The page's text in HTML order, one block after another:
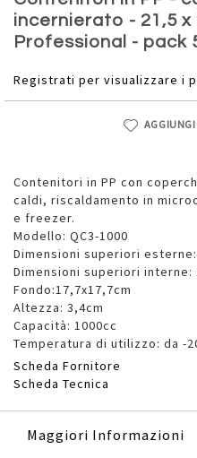
incernierato - 21,5 x
Professional - pack
Registrati per visualizzare i
AGGIUNGI
Contenitori in PP con
caldi, riscaldamento in
e freezer.
Modello: QC3-1000
Dimensioni superiori esterne:
Dimensioni superiori interne:
Fondo:17,7x17,7cm
Altezza: 3,4cm
Capacità: 1000cc
Temperatura di utilizzo: da -
Scheda Fornitore
Scheda Tecnica
della
galleria
di
Maggiori Informazioni